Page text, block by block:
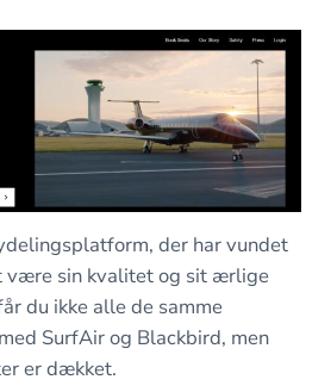
der har vundet
være sin kvalitet og sit ærlige
du ikke alle de samme
SurfAir og Blackbird, men
er dækket.